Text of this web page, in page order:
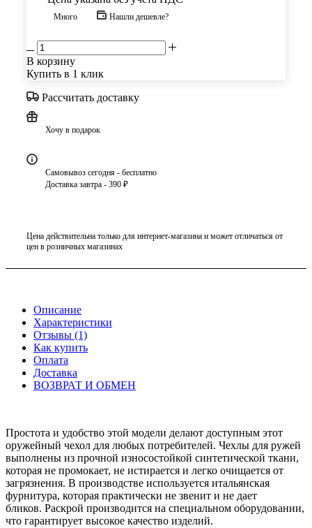
Много Нашли дешевле?
В корзину
Купить в 1 клик
Рассчитать доставку
Хочу в подарок
Самовывоз сегодня - бесплатно
Доставка завтра - 390 ₽
Цена действительна только для интернет-магазина и может отличаться от
цен в розничных магазинах
Описание
Характеристики
Отзывы (1)
Как купить
Оплата
Доставка
ВОЗВРАТ И ОБМЕН
Простота и удобство этой модели делают доступным этот
оружейный чехол для любых потребителей. Чехлы для ружей
выполнены из прочной износостойкой синтетической ткани,
которая не промокает, не истирается и легко очищается от
загрязнения. В производстве используется итальянская
фурнитура, которая практически не звенит и не дает
бликов. Раскрой производится на специальном оборудовании,
что гарантирует высокое качество изделий.